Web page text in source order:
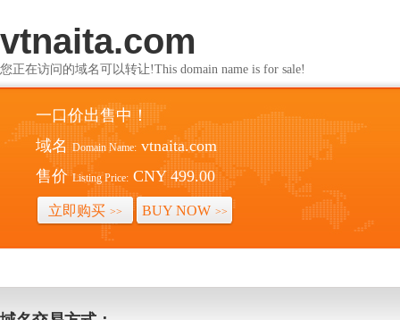
vtnaita.com
您正在访问的域名可以转让!This domain name is for sale!
一口价出售中！
域名 Domain Name: vtnaita.com
售价 Listing Price: CNY 499.00
立即购买 >> BUY NOW >>